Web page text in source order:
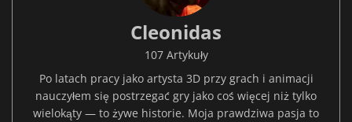
Cleonidas
107 Artykuły
Po latach pracy jako artysta 3D przy grach i animacji
nauczyłem się postrzegać gry jako coś więcej niż tylko
wielokąty — to żywe historie. Moja prawdziwa pasja to